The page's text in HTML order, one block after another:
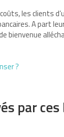
les clients
A part
bienvenue
?
par